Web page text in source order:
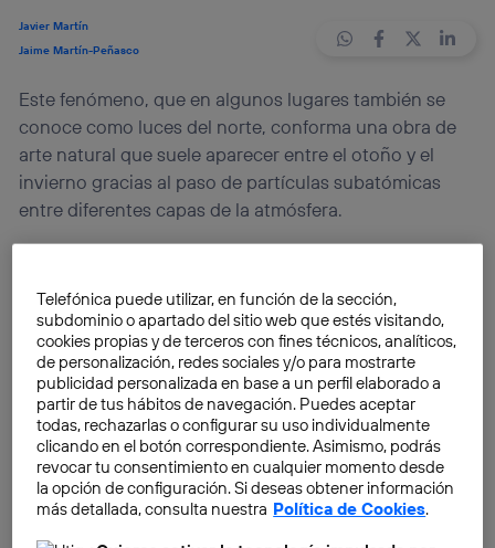
Javier Martín
Jaime Martín-Peñasco
Este fenómeno, que en algunos lugares también se
conoce como luces del norte, conforma una obra de
arte natural que suele aparecer entre el otoño y el
invierno gracias al paso de partículas subatómicas
entre diferentes capas de la atmósfera.
entre capas de laatmósfera. Radiación ultravioleta
proveniente del Sol. Lamagnetosferay laionosfera
involucradas… Pese a parecer una secuencia deLos 4
Fantásticos, esta unión de diversos elementos sobre
la Tierra da como resultado la creación de lasauroras
boreales.
Durante su época, que suele ir desde septiembre
hasta marzo, aproximadamente, estefenómeno
Telefónica puede utilizar, en función de la sección,
subdominio o apartado del sitio web que estés visitando,
cookies propias y de terceros con fines técnicos, analíticos,
de personalización, redes sociales y/o para mostrarte
publicidad personalizada en base a un perfil elaborado a
partir de tus hábitos de navegación. Puedes aceptar
todas, rechazarlas o configurar su uso individualmente
clicando en el botón correspondiente. Asimismo, podrás
revocar tu consentimiento en cualquier momento desde
la opción de configuración. Si deseas obtener información
más detallada, consulta nuestra Política de Cookies.